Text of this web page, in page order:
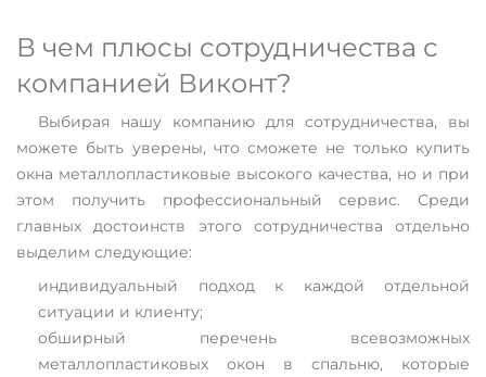
В чем плюсы сотрудничества с
компанией Виконт?
Выбирая нашу компанию для сотрудничества, вы
можете быть уверены, что сможете не только купить
окна металлопластиковые высокого качества, но и при
этом получить профессиональный сервис. Среди
главных достоинств этого сотрудничества отдельно
выделим следующие:
индивидуальный подход к каждой отдельной
ситуации и клиенту;
обширный перечень всевозможных
металлопластиковых окон в спальню, которые